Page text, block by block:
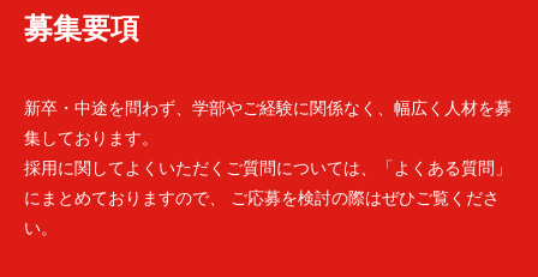
募集要項
新卒・中途を問わず、学部やご経験に関係なく、幅広く人材を募
集しております。
採用に関してよくいただくご質問については、「よくある質問」
にまとめておりますので、 ご応募を検討の際はぜひご覧くださ
い。